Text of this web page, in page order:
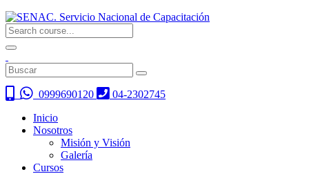
0999690120
04-2302745
Inicio
Nosotros
Misión y Visión
Galería
Cursos